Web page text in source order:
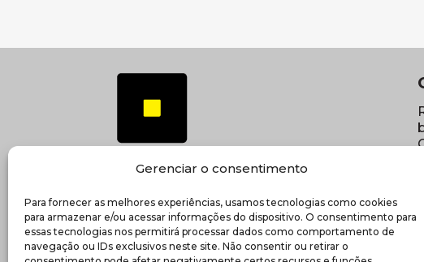
Gerenciar o consentimento
Para fornecer as melhores experiências, usamos tecnologias como cookies
para armazenar e/ou acessar informações do dispositivo. O consentimento para
essas tecnologias nos permitirá processar dados como comportamento de
navegação ou IDs exclusivos neste site. Não consentir ou retirar o
Transparência e prestação de contas(abre em